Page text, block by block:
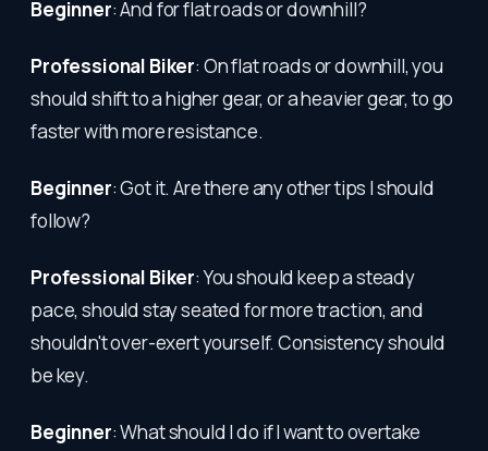
Beginner: And for flat roads or downhill?
Professional Biker: On flat roads or downhill, you
should shift to a higher gear, or a heavier gear, to go
faster with more resistance.
Beginner: Got it. Are there any other tips I should
follow?
Professional Biker: You should keep a steady
pace, should stay seated for more traction, and
shouldn't over-exert yourself. Consistency should
be key.
Beginner: What should I do if I want to overtake